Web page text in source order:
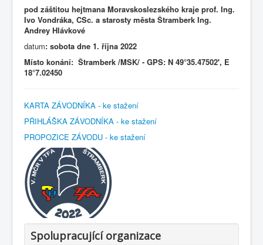
pod záštitou hejtmana Moravskoslezského kraje prof. Ing.
Ivo Vondráka, CSc. a starosty města Štramberk Ing.
Andrey Hlávkové
datum: sobota dne 1. října 2022
Místo konání: Štramberk /MSK/ - GPS: N 49°35.47502', E
18°7.02450
KARTA ZÁVODNÍKA - ke stažení
PŘIHLÁŠKA ZÁVODNÍKA - ke stažení
PROPOZICE ZÁVODU - ke stažení
Spolupracující organizace